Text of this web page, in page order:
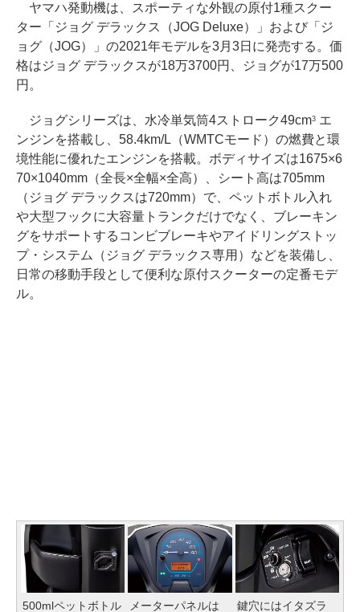
ヤマハ発動機は、スポーティな外観の原付1種スクー
ター「ジョグ デラックス（JOG Deluxe）」および「ジ
ョグ（JOG）」の2021年モデルを3月3日に発売する。価
格はジョグ デラックスが18万3700円、ジョグが17万500
円。
ジョグシリーズは、水冷単気筒4ストローク49cm3エ
ンジンを搭載し、58.4km/L（WMTCモード）の燃費と環
境性能に優れたエンジンを搭載。ボディサイズは1675×6
70×1040mm（全長×全幅×全高）、シート高は705mm
（ジョグ デラックスは720mm）で、ペットボトル入れ
や大型フックに大容量トランクだけでなく、ブレーキン
グをサポートするコンビブレーキやアイドリングストッ
プ・システム（ジョグ デラックス専用）などを装備し、
日常の移動手段として便利な原付スクーターの定番モデ
ル。
500mlペットボトル
メーターパネルは
鍵穴にはイタズラ